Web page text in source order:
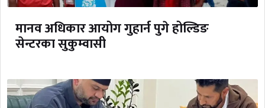
मानव अधिकार आयोग गुहार्न पुगे होल्डिङ
सेन्टरका सुकुम्वासी